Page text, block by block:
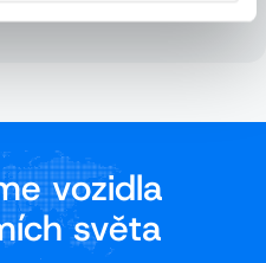
vozidla
světa